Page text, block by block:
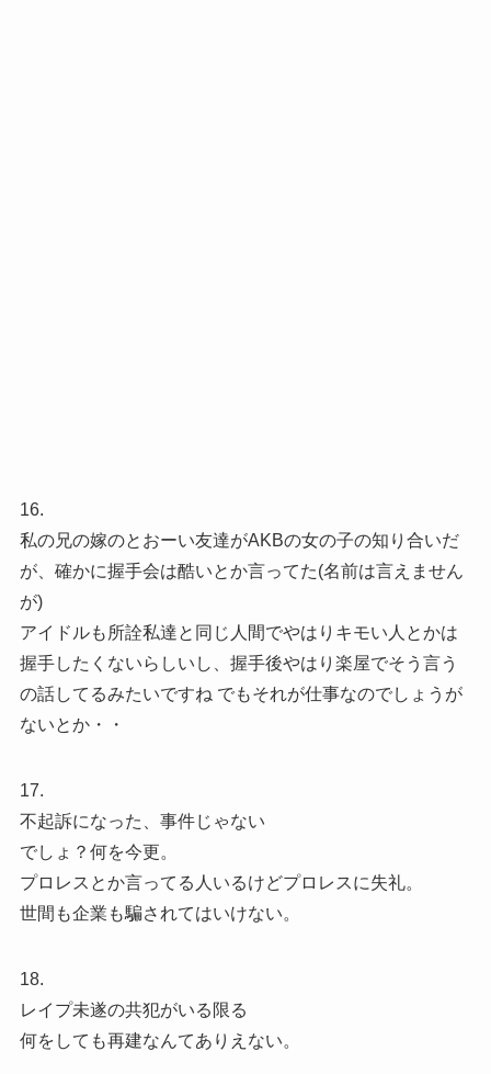
16.
私の兄の嫁のとおーい友達がAKBの女の子の知り合いだ
が、確かに握手会は酷いとか言ってた(名前は言えません
が)
アイドルも所詮私達と同じ人間でやはりキモい人とかは
握手したくないらしいし、握手後やはり楽屋でそう言う
の話してるみたいですね でもそれが仕事なのでしょうが
ないとか・・
17.
不起訴になった、事件じゃない
でしょ？何を今更。
プロレスとか言ってる人いるけどプロレスに失礼。
世間も企業も騙されてはいけない。
18.
レイプ未遂の共犯がいる限る
何をしても再建なんてありえない。